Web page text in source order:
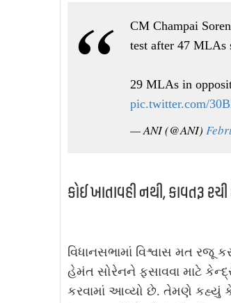
CM Champai
test after 47 MLAs
29 MLAs in
pic.twitter.com/
— ANI (@ANI)
કોઈ ખાતાવહી નથી, કાવતરૂ
વિધાનસભામાં વિશ્વાસ મત
હેમંત સોરેનને ફસાવવા માટે
કરવામાં આવ્યો છે. તેમણે કહ્યું